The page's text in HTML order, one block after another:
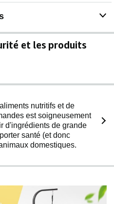
et les produits
nutritifs et de
est soigneusement
d'ingrédients de grande
santé (et donc
domestiques.